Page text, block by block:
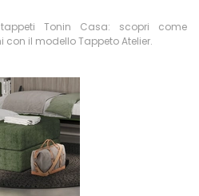
Tonin Casa: scopri come
il modello Tappeto Atelier.